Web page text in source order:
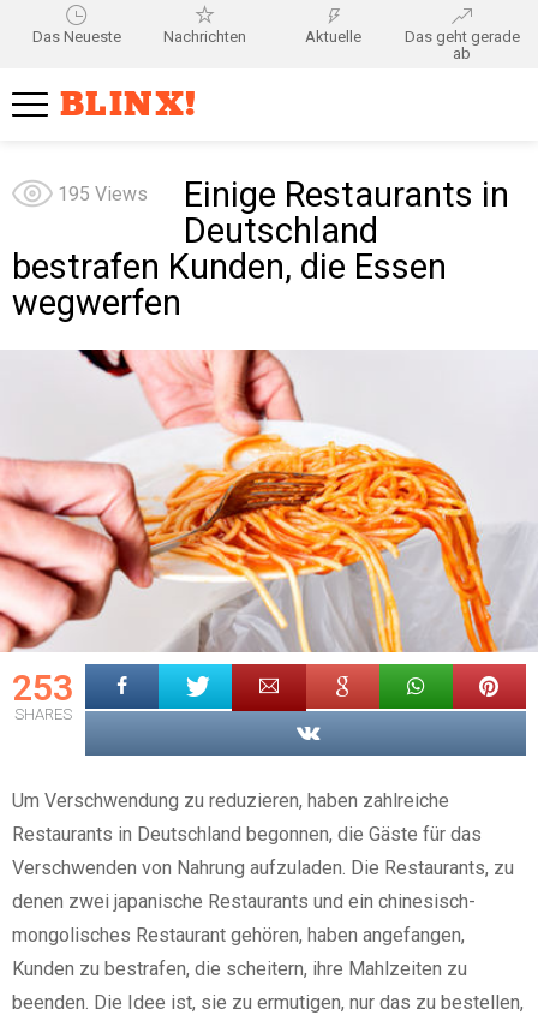
Das Neueste Nachrichten Aktuelle
Das geht gerade
ab
BLINX!
195 Views
Einige Restaurants in
Deutschland
bestrafen Kunden, die Essen
wegwerfen
253
SHARES
Um Verschwendung zu reduzieren, haben zahlreiche
Restaurants in Deutschland begonnen, die Gäste für das
Verschwenden von Nahrung aufzuladen. Die Restaurants, zu
denen zwei japanische Restaurants und ein chinesisch-
mongolisches Restaurant gehören, haben angefangen,
Kunden zu bestrafen, die scheitern, ihre Mahlzeiten zu
beenden. Die Idee ist, sie zu ermutigen, nur das zu bestellen,